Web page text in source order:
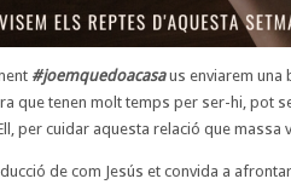
#joemquedoacasaus enviarem una
que tenen molt temps per ser-hi, pot
per cuidar aquesta relació que massa
de com Jesús et convida a